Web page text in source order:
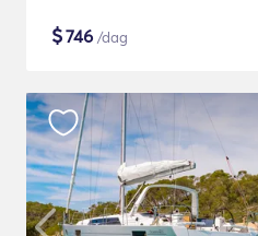
$746 /dag